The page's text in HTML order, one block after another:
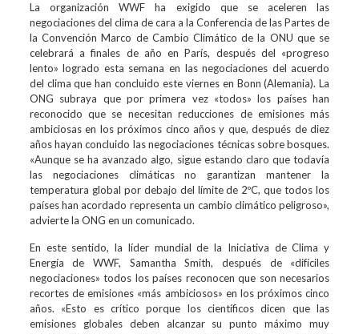
La organización WWF ha exigido que se aceleren las
negociaciones del clima de cara a la Conferencia de las Partes de
la Convención Marco de Cambio Climático de la ONU que se
celebrará a finales de año en París, después del «progreso
lento» logrado esta semana en las negociaciones del acuerdo
del clima que han concluido este viernes en Bonn (Alemania). La
ONG subraya que por primera vez «todos» los países han
reconocido que se necesitan reducciones de emisiones más
ambiciosas en los próximos cinco años y que, después de diez
años hayan concluido las negociaciones técnicas sobre bosques.
«Aunque se ha avanzado algo, sigue estando claro que todavía
las negociaciones climáticas no garantizan mantener la
temperatura global por debajo del límite de 2ºC, que todos los
países han acordado representa un cambio climático peligroso»,
advierte la ONG en un comunicado.
En este sentido, la líder mundial de la Iniciativa de Clima y
Energía de WWF, Samantha Smith, después de «difíciles
negociaciones» todos los países reconocen que son necesarios
recortes de emisiones «más ambiciosos» en los próximos cinco
años. «Esto es crítico porque los científicos dicen que las
emisiones globales deben alcanzar su punto máximo muy